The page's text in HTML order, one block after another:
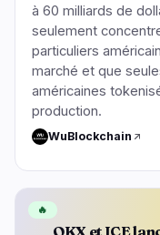
à 60 milliards de
seulement
particuliers
marché et que
américaines
production.
WuBlockchain
OKX et ICE
🔥